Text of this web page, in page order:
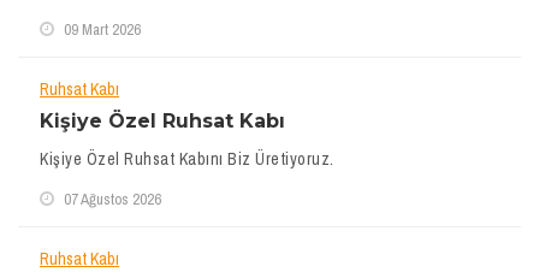
09 Mart 2026
Ruhsat Kabı
Kişiye Özel Ruhsat Kabı
Kişiye Özel Ruhsat Kabını Biz Üretiyoruz.
07 Ağustos 2026
Ruhsat Kabı